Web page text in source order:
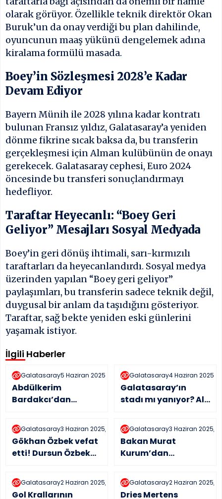
olarak görüyor. Özellikle teknik direktör Okan
Buruk’un da onay verdiği bu plan dahilinde,
oyuncunun maaş yükünü dengelemek adına
kiralama formülü masada.
Boey’in Sözleşmesi 2028’e Kadar
Devam Ediyor
Bayern Münih ile 2028 yılına kadar kontratı
bulunan Fransız yıldız, Galatasaray’a yeniden
dönme fikrine sıcak baksa da, bu transferin
gerçekleşmesi için Alman kulübünün de onayı
gerekecek. Galatasaray cephesi, Euro 2024
öncesinde bu transferi sonuçlandırmayı
hedefliyor.
Taraftar Heyecanlı: “Boey Geri
Geliyor” Mesajları Sosyal Medyada
Boey’in geri dönüş ihtimali, sarı-kırmızılı
taraftarları da heyecanlandırdı. Sosyal medya
üzerinden yapılan “Boey geri geliyor”
paylaşımları, bu transferin sadece teknik değil,
duygusal bir anlam da taşıdığını gösteriyor.
Taraftar, sağ bekte yeniden eski günlerini
yaşamak istiyor.
İlgili Haberler
Galatasaray5 Haziran 2025, 15:14
Abdülkerim
Bardakcı’dan
“Hedefimiz 5’te 5!”
Galatasaray4 Haziran 2025,
Galatasaray’ın
stadı mı yanıyor? Ali
Kompleksi yanıyor
mu?
Galatasaray3 Haziran 2025, 23:56
Gökhan Özbek vefat
etti! Dursun Özbek
Galatasaray3 Haziran 2025,
Bakan Murat
Kurum’dan
Başkanı Dursun
Özbek’e Tebrik
Galatasaray2 Haziran 2025, 23:01
Gol Krallarının
Galatasaray2 Haziran 2025,
Dries Mertens